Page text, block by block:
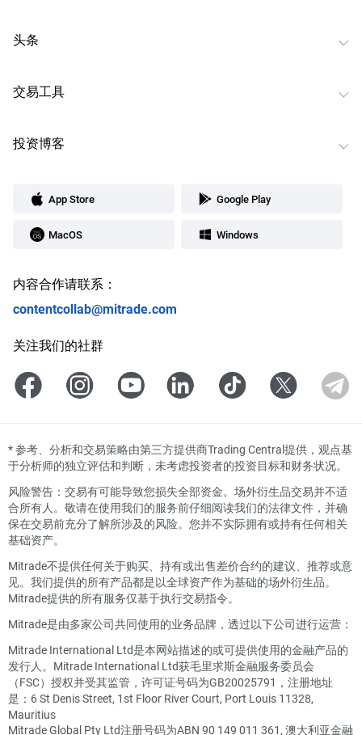
头条
交易工具
投资博客
App Store Google Play
MacOS Windows
内容合作请联系：
contentcollab@mitrade.com
关注我们的社群
*参考、分析和交易策略由第三方提供商Trading Central提供，观点基
于分析师的独立评估和判断，未考虑投资者的投资目标和财务状况。
风险警告：交易有可能导致您损失全部资金。场外衍生品交易并不适
合所有人。敬请在使用我们的服务前仔细阅读我们的法律文件，并确
保在交易前充分了解所涉及的风险。您并不实际拥有或持有任何相关
基础资产。
Mitrade不提供任何关于购买、持有或出售差价合约的建议、推荐或意
见。我们提供的所有产品都是以全球资产作为基础的场外衍生品。
Mitrade提供的所有服务仅基于执行交易指令。
Mitrade是由多家公司共同使用的业务品牌，透过以下公司进行运营：
Mitrade International Ltd是本网站描述的或可提供使用的金融产品的
发行人。Mitrade International Ltd获毛里求斯金融服务委员会
（FSC）授权并受其监管，许可证号码为GB20025791，注册地址
是：6 St Denis Street, 1st Floor River Court, Port Louis 11328,
Mauritius
Mitrade Global Pty Ltd注册号码为ABN 90 149 011 361, 澳大利亚金融